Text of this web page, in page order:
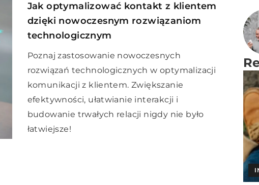
Jak optymalizować kontakt z klientem
dzięki nowoczesnym rozwiązaniom
technologicznym
Poznaj zastosowanie nowoczesnych
rozwiązań technologicznych w optymalizacji
komunikacji z klientem. Zwiększanie
efektywności, ułatwianie interakcji i
budowanie trwałych relacji nigdy nie było
łatwiejsze!